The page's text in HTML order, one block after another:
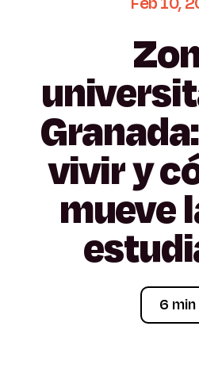
Granada:
viviry
mueve
6 min